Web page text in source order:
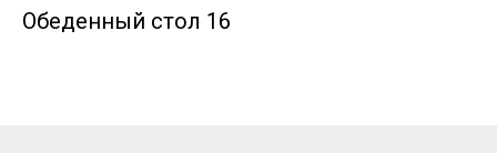
Обеденный стол 16